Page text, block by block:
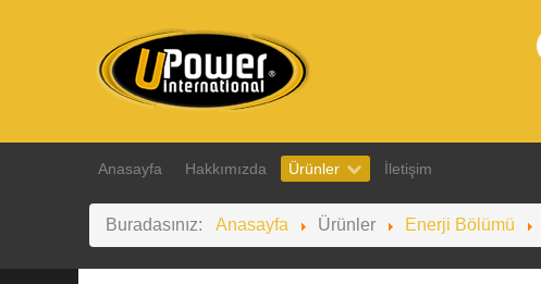
Anasayfa Hakkımızda Ürünler İletişim
Buradasınız: Anasayfa Ürünler Enerji Bölümü